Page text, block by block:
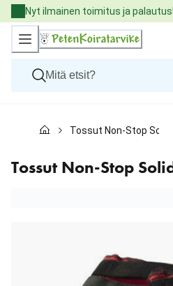
Skip
to
Content
Nyt ilmainen toimitus ja palautus!
Kissat
Eläinlääkäriruoat
Tuotemerkit
Tossut Non-Stop Solid
Tossut Non-Stop